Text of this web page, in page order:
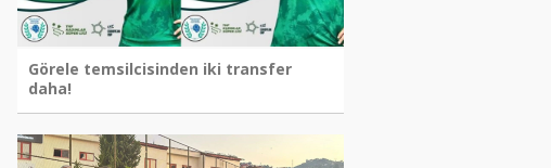
Görele temsilcisinden iki transfer
daha!